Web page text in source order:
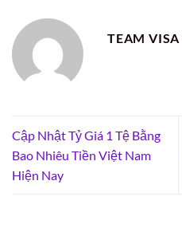
TEAM
Cập Nhật Tỷ Giá 1 Tệ Bằng
Bao Nhiêu Tiền Việt Nam
Hiện Nay